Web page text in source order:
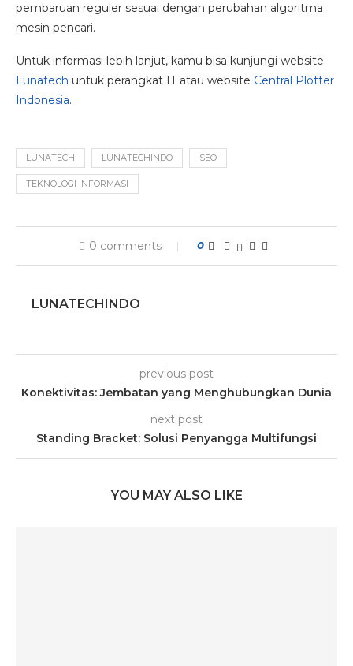
pembaruan reguler sesuai dengan perubahan algoritma
mesin pencari.
Untuk informasi lebih lanjut, kamu bisa kunjungi website
Lunatech untuk perangkat IT atau website Central Plotter
Indonesia.
LUNATECH LUNATECHINDO SEO
TEKNOLOGI INFORMASI
0 comments 0
LUNATECHINDO
previous post
Konektivitas: Jembatan yang Menghubungkan Dunia
next post
Standing Bracket: Solusi Penyangga Multifungsi
YOU MAY ALSO LIKE